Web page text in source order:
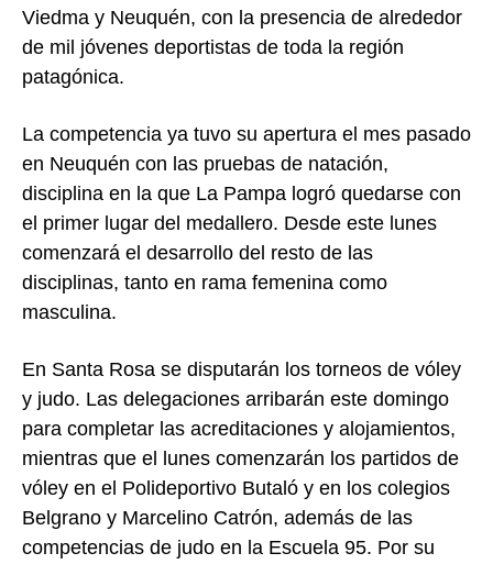
Viedma y Neuquén, con la presencia de alrededor
de mil jóvenes deportistas de toda la región
patagónica.
La competencia ya tuvo su apertura el mes pasado
en Neuquén con las pruebas de natación,
disciplina en la que La Pampa logró quedarse con
el primer lugar del medallero. Desde este lunes
comenzará el desarrollo del resto de las
disciplinas, tanto en rama femenina como
masculina.
En Santa Rosa se disputarán los torneos de vóley
y judo. Las delegaciones arribarán este domingo
para completar las acreditaciones y alojamientos,
mientras que el lunes comenzarán los partidos de
vóley en el Polideportivo Butaló y en los colegios
Belgrano y Marcelino Catrón, además de las
competencias de judo en la Escuela 95. Por su